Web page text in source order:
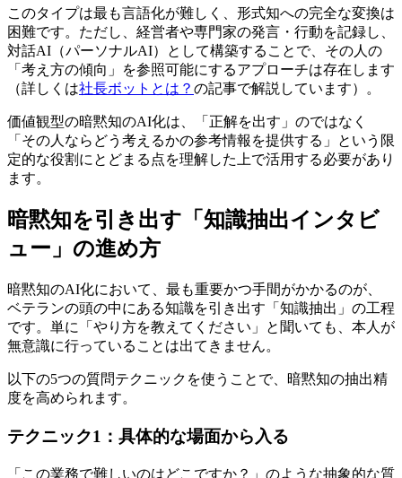
このタイプは最も言語化が難しく、形式知への完全な変換は
困難です。ただし、経営者や専門家の発言・行動を記録し、
対話AI（パーソナルAI）として構築することで、その人の
「考え方の傾向」を参照可能にするアプローチは存在します
（詳しくは社長ボットとは？ の記事で解説しています）。
価値観型の暗黙知のAI化は、「正解を出す」のではなく
「その人ならどう考えるかの参考情報を提供する」という限
定的な役割にとどまる点を理解した上で活用する必要があり
ます。
暗黙知を引き出す「知識抽出インタビ
ュー」の進め方
暗黙知のAI化において、最も重要かつ手間がかかるのが、
ベテランの頭の中にある知識を引き出す「知識抽出」の工程
です。単に「やり方を教えてください」と聞いても、本人が
無意識に行っていることは出てきません。
以下の5つの質問テクニックを使うことで、暗黙知の抽出精
度を高められます。
テクニック1：具体的な場面から入る
「この業務で難しいのはどこですか？」のような抽象的な質